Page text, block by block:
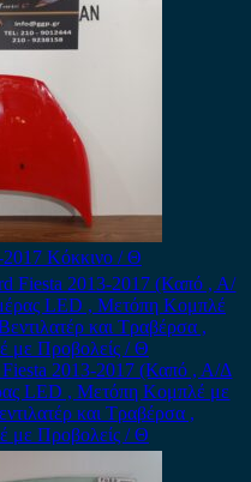
Κόκκινο / Θ
2013-2017 (Καπό , Α/Δ
LED , Μετόπη Κομπλέ με
και Τραβέρσα ,
με Προβολείς / Θ